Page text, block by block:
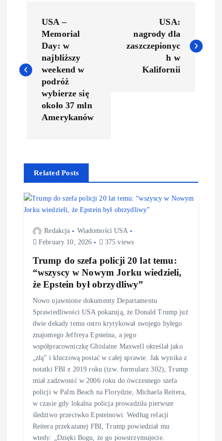
USA –
Memorial
Day: w
najbliższy
weekend w
podróż
wybierze się
około 37 mln
Amerykanów
USA:
nagrody dla
zaszczepionyc
h w
Kalifornii
Related Posts
Redakcja
Wiadomości USA
February 10, 2026
375 views
Trump do szefa policji 20 lat temu:
“wszyscy w Nowym Jorku wiedzieli,
że Epstein był obrzydliwy”
Nowo ujawnione dokumenty Departamentu
Sprawiedliwości USA pokazują, że Donald Trump już
dwie dekady temu ostro krytykował swojego byłego
znajomego Jeffreya Epsteina, a jego
współpracowniczkę Ghislaine Maxwell określał jako
„złą” i kluczową postać w całej sprawie. Jak wynika z
notatki FBI z 2019 roku (tzw. formularz 302), Trump
miał zadzwonić w 2006 roku do ówczesnego szefa
policji w Palm Beach na Florydzie, Michaela Reitera,
w czasie gdy lokalna policja prowadziła pierwsze
śledztwo przeciwko Epsteinowi. Według relacji
Reitera przekazanej FBI, Trump powiedział mu
wtedy: „Dzięki Bogu, że go powstrzymujecie.